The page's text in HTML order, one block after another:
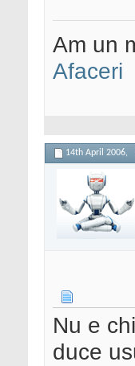
Am un
Afaceri
14th April 2006,
Nu e
duce